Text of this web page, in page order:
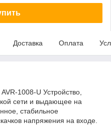
Доставка Оплата
1008-U Устройство,
сети и выдающее на
стабильное
напряжения на входе.